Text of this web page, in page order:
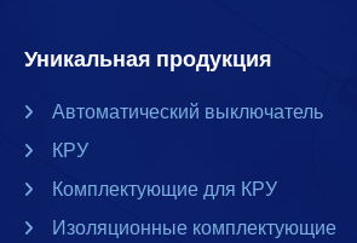
Уникальная продукция
Автоматический выключатель
КРУ
Комплектующие для КРУ
Изоляционные комплектующие